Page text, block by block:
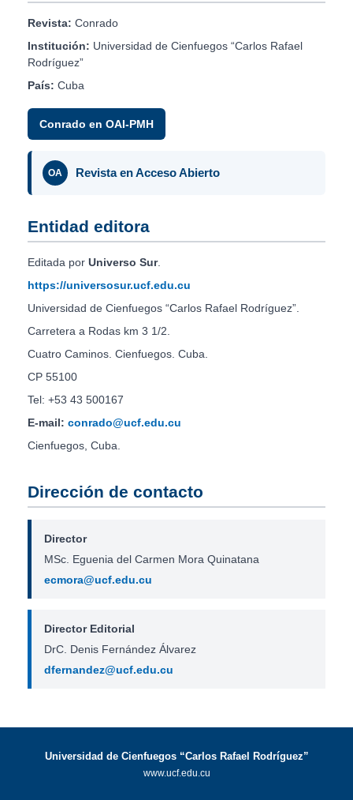
Revista: Conrado
Institución: Universidad de Cienfuegos “Carlos Rafael
Rodríguez”
País: Cuba
Conrado en OAI-PMH
OA Revista en Acceso Abierto
Entidad editora
Editada por Universo Sur.
https://universosur.ucf.edu.cu
Universidad de Cienfuegos “Carlos Rafael Rodríguez”.
Carretera a Rodas km 3 1/2.
Cuatro Caminos. Cienfuegos. Cuba.
CP 55100
Tel: +53 43 500167
E-mail: conrado@ucf.edu.cu
Cienfuegos, Cuba.
Dirección de contacto
Director
MSc. Eguenia del Carmen Mora Quinatana
ecmora@ucf.edu.cu
Director Editorial
DrC. Denis Fernández Álvarez
dfernandez@ucf.edu.cu
Universidad de Cienfuegos “Carlos Rafael Rodríguez”
www.ucf.edu.cu